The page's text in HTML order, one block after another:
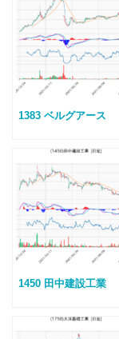
1383 ベルグアース
1450 田中建設工業